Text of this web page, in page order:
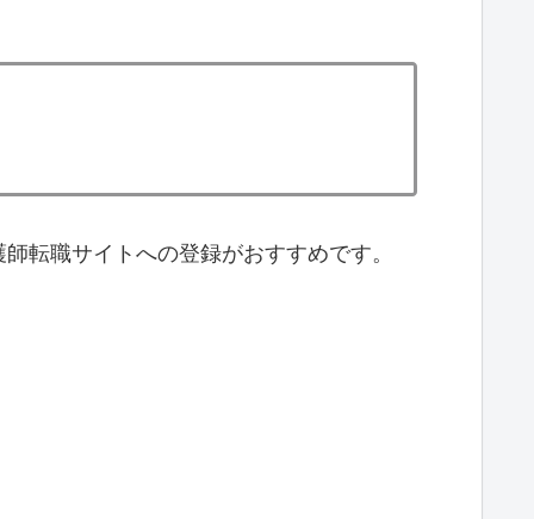
転職サイトへの登録がおすすめです。